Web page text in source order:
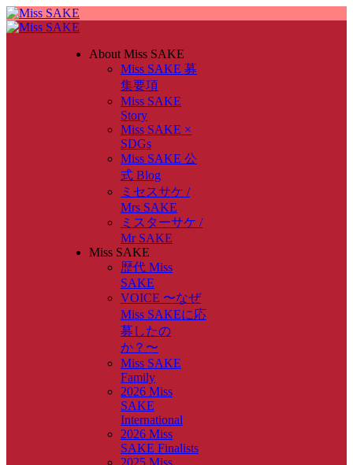
About Miss SAKE
Miss SAKE 募
集要項
Miss SAKE
Story
Miss SAKE ×
SDGs
Miss SAKE 公
式 Blog
ミセスサケ /
Mrs SAKE
ミスターサケ /
Mr SAKE
Miss SAKE
歴代 Miss
SAKE
VOICE 〜なぜ
Miss SAKEに応
募したの
か？〜
Miss SAKE
Family
2026 Miss
SAKE
International
2026 Miss
SAKE Finalists
2025 Miss